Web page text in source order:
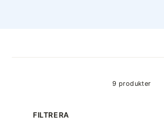
9 produkter
FILTRERA